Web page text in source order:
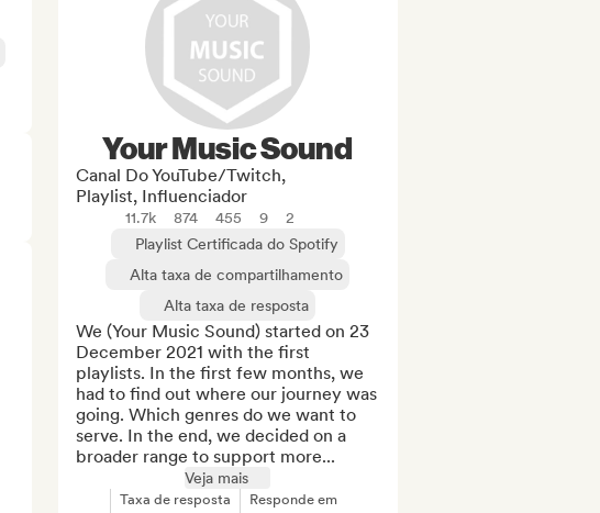
Your Music Sound
Canal Do YouTube/Twitch,
Playlist, Influenciador
11.7k 874 455 9
2
Playlist Certificada do Spotify
Alta taxa de compartilhamento
Alta taxa de resposta
We (Your Music Sound) started on 23
December 2021 with the first
playlists. In the first few months, we
had to find out where our journey was
going. Which genres do we want to
serve. In the end, we decided on a
broader range to support more...
Veja mais
Taxa de resposta Responde em